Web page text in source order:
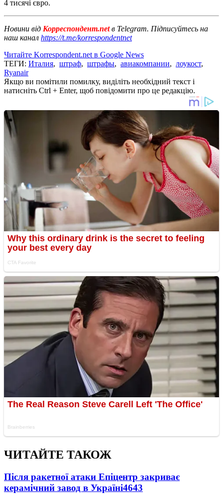
4 тисячі євро.
Новини від Корреспондент.netв Telegram. Підписуйтесь на
наш канал https://t.me/korrespondentnet
Читайте Korrespondent.net в Google News
ТЕГИ: Италия, штраф, штрафы, авиакомпании, лоукост,
Ryanair
Якщо ви помітили помилку, виділіть необхідний текст і
натисніть Ctrl + Enter, щоб повідомити про це редакцію.
ЧИТАЙТЕ ТАКОЖ
Після ракетної атаки Епіцентр закриває
керамічний завод в Україні4643